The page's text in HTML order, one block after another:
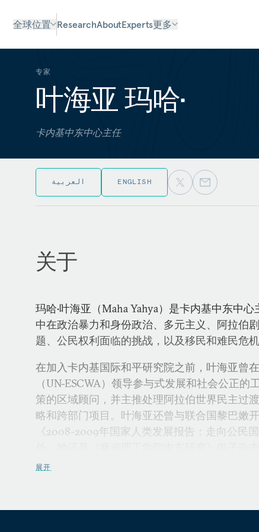
全球位置 ResearchAboutExperts更多
专家
叶海亚 玛哈•
卡内基中东中心主任
العربية ENGLISH
关于
玛哈•叶海亚（Maha Yahya）是卡内基中东中
中在政治暴力和身份政治、多元主义、阿拉伯
题、公民权利面临的挑战，以及移民和难民危
在加入卡内基国际和平研究院之前，叶海亚曾
（UN-ESCWA）领导参与式发展和社会公正
策的区域顾问，并主推处理阿拉伯世界民主过
略和跨部门项目。叶海亚还曾与联合国黎巴嫩
《2008-2009年国家人类发展报告：走向公民
叶海亚曾在国际组织和私营部门担任顾问，进
展开